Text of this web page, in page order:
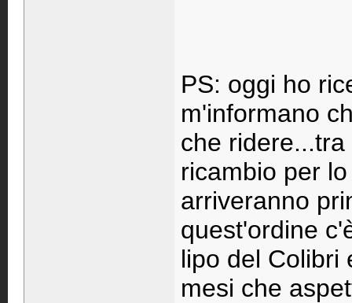
PS: oggi ho
m'informano
che
ricambio per
arriveranno
quest'ordine
lipo del Colibri
mesi che